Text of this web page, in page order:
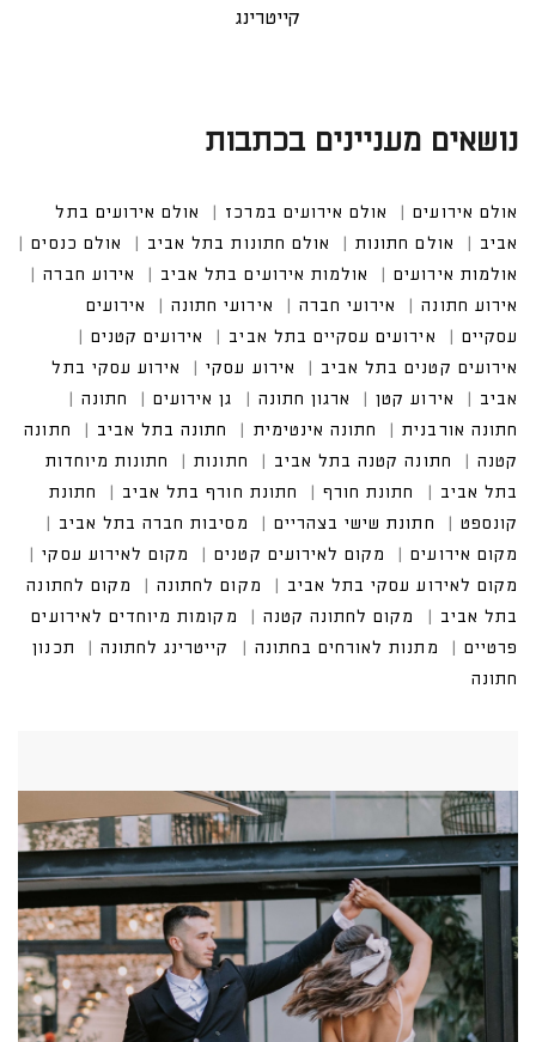
קייטרינג
נושאים מעניינים בכתבות
אולם אירועים אולם אירועים במרכז
אולם אירועים בתל
אביב
אולם חתונות אולם חתונות בתל אביב
אולם כנסים
אולמות אירועים
אולמות אירועים בתל אביב
אירוע חברה
אירוע חתונה
אירועי חברה אירועי חתונה
אירועים
עסקיים
אירועים עסקיים בתל אביב
אירועים קטנים
אירועים קטנים בתל אביב
אירוע עסקי
אירוע עסקי בתל
אביב
אירוע קטן ארגון חתונה גן אירועים
חתונה
חתונה אורבנית
חתונה אינטימית חתונה בתל אביב
חתונה
קטנה
חתונה קטנה בתל אביב חתונות
חתונות מיוחדות
בתל אביב
חתונת חורף חתונת חורף בתל אביב
חתונת
קונספט
חתונת שישי בצהריים
מסיבות חברה בתל אביב
מקום אירועים
מקום לאירועים קטנים
מקום לאירוע עסקי
מקום לאירוע עסקי בתל אביב
מקום לחתונה
מקום לחתונה
בתל אביב
מקום לחתונה קטנה
מקומות מיוחדים לאירועים
פרטיים
מתנות לאורחים בחתונה קייטרינג לחתונה
תכנון
חתונה